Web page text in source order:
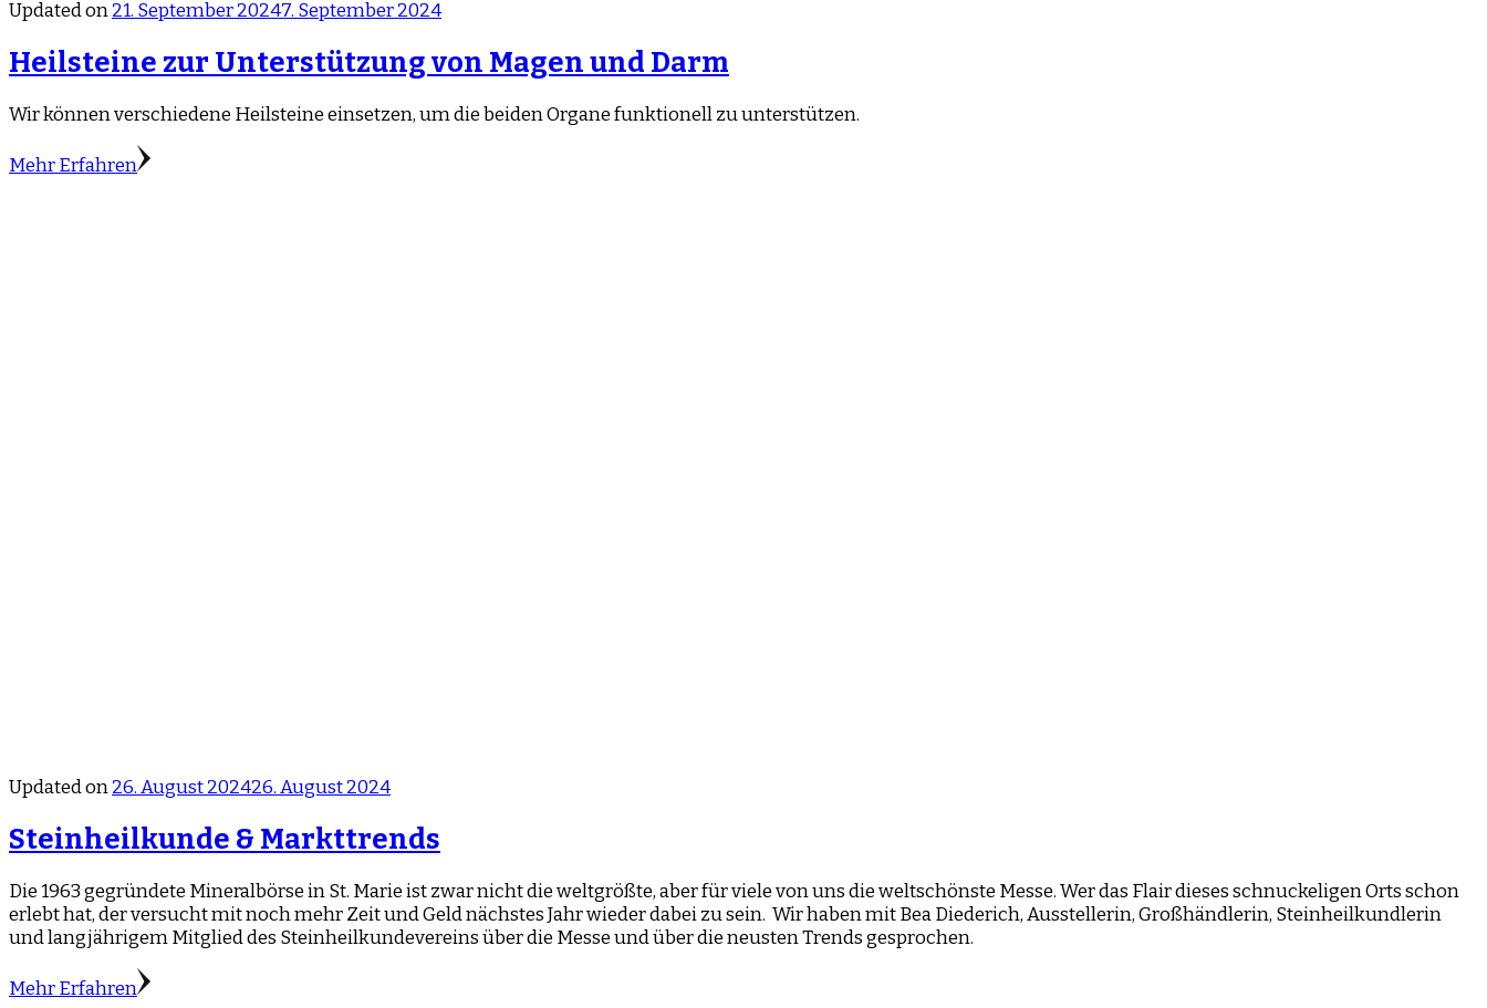
Updated on21. September 20247. September 2024
Heilsteine zur Unterstützung von Magen und Darm
Wir können verschiedene Heilsteine einsetzen, um die beiden Organe funktionell zu unterstützen.
Mehr Erfahren
Updated on26. August 202426. August 2024
Steinheilkunde & Markttrends
Die 1963 gegründete Mineralbörse in St. Marie ist zwar nicht die weltgrößte, aber für viele von uns die weltschönste Messe. Wer das Flair dieses schnuckeligen Orts schon
erlebt hat, der versucht mit noch mehr Zeit und Geld nächstes Jahr wieder dabei zu sein. Wir haben mit Bea Diederich, Ausstellerin, Großhändlerin, Steinheilkundlerin
und langjährigem Mitglied des Steinheilkundevereins über die Messe und über die neusten Trends gesprochen.
Mehr Erfahren